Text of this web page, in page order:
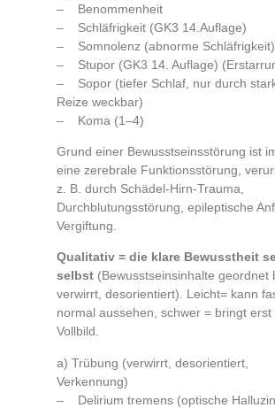
– Benommenheit
– Schläfrigkeit (GK3 14.Auflage)
– Somnolenz (abnorme Schläfrigkeit)
– Stupor (GK3 14. Auflage)
– Sopor (tiefer Schlaf, nur durch
Reize weckbar)
– Koma (1–4)
Grund einer Bewusstseinsstörung ist
eine zerebrale Funktionsstörung,
z. B. durch Schädel-Hirn-Trauma,
Durchblutungsstörung, epileptische
Vergiftung.
Qualitativ = die klare Bewusstheit
selbst (Bewusstseinsinhalte geordnet
verwirrt, desorientiert). Leicht= kann
normal aussehen, schwer = bringt erst
Vollbild.
a) Trübung (verwirrt, desorientiert,
Verkennung)
– Delirium tremens (optische